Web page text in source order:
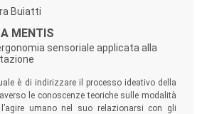
Buiatti
MENTIS
sensoriale applicata alla
è di indirizzare il processo ideativo della
le conoscenze teoriche sulle modalità
umano nel suo relazionarsi con gli